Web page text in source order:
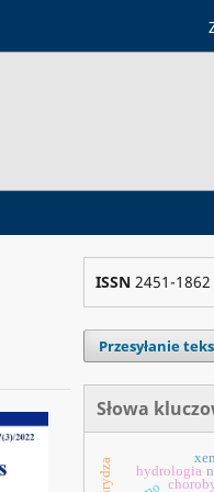
ISSN 2451-1862
Przesyłanie
Słowa
hydrologia